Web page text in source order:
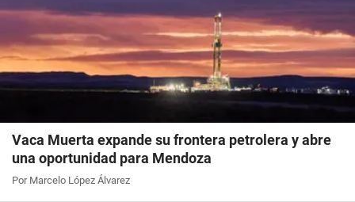
Vaca Muerta expande su frontera petrolera y abre
una oportunidad para Mendoza
Por Marcelo López Álvarez